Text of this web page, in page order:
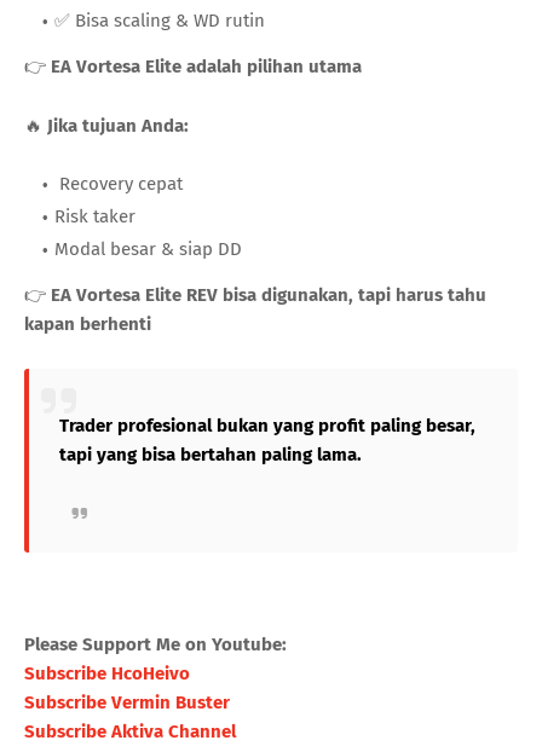
✅ Bisa scaling & WD rutin
👉 EA Vortesa Elite adalah pilihan utama
🔥 Jika tujuan Anda:
Recovery cepat
Risk taker
Modal besar & siap DD
👉 EA Vortesa Elite REV bisa digunakan, tapi harus tahu
kapan berhenti
Trader profesional bukan yang profit paling besar,
tapi yang bisa bertahan paling lama.
Please Support Me on Youtube:
Subscribe HcoHeivo
Subscribe Vermin Buster
Subscribe Aktiva Channel